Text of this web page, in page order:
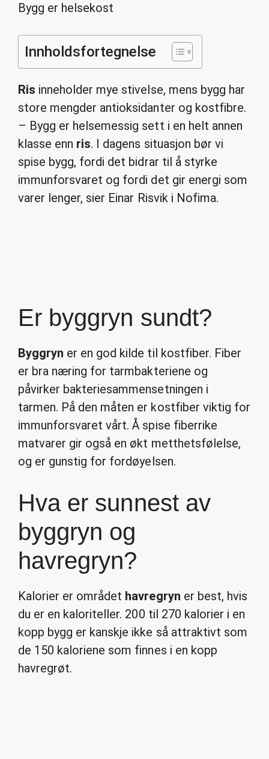
Bygg er helsekost
Innholdsfortegnelse
Ris inneholder mye stivelse, mens bygg har
store mengder antioksidanter og kostfibre.
– Bygg er helsemessig sett i en helt annen
klasse enn ris. I dagens situasjon bør vi
spise bygg, fordi det bidrar til å styrke
immunforsvaret og fordi det gir energi som
varer lenger, sier Einar Risvik i Nofima.
Er byggryn sundt?
Byggryn er en god kilde til kostfiber. Fiber
er bra næring for tarmbakteriene og
påvirker bakteriesammensetningen i
tarmen. På den måten er kostfiber viktig for
immunforsvaret vårt. Å spise fiberrike
matvarer gir også en økt metthetsfølelse,
og er gunstig for fordøyelsen.
Hva er sunnest av
byggryn og
havregryn?
Kalorier er området havregryn er best, hvis
du er en kaloriteller. 200 til 270 kalorier i en
kopp bygg er kanskje ikke så attraktivt som
de 150 kaloriene som finnes i en kopp
havregrøt.